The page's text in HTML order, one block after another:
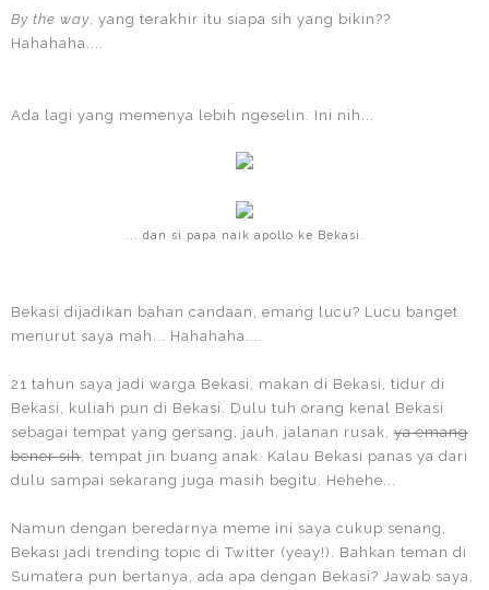
By the way, yang terakhir itu siapa sih yang bikin??
Hahahaha....
Ada lagi yang memenya lebih ngeselin. Ini nih...
... dan si papa naik apollo ke Bekasi.
Bekasi dijadikan bahan candaan, emang lucu? Lucu banget
menurut saya mah... Hahahaha....
21 tahun saya jadi warga Bekasi, makan di Bekasi, tidur di
Bekasi, kuliah pun di Bekasi. Dulu tuh orang kenal Bekasi
sebagai tempat yang gersang, jauh, jalanan rusak, ya emang
bener sih , tempat jin buang anak. Kalau Bekasi panas ya dari
dulu sampai sekarang juga masih begitu. Hehehe...
Namun dengan beredarnya meme ini saya cukup senang,
Bekasi jadi trending topic di Twitter (yeay!). Bahkan teman di
Sumatera pun bertanya, ada apa dengan Bekasi? Jawab saya,